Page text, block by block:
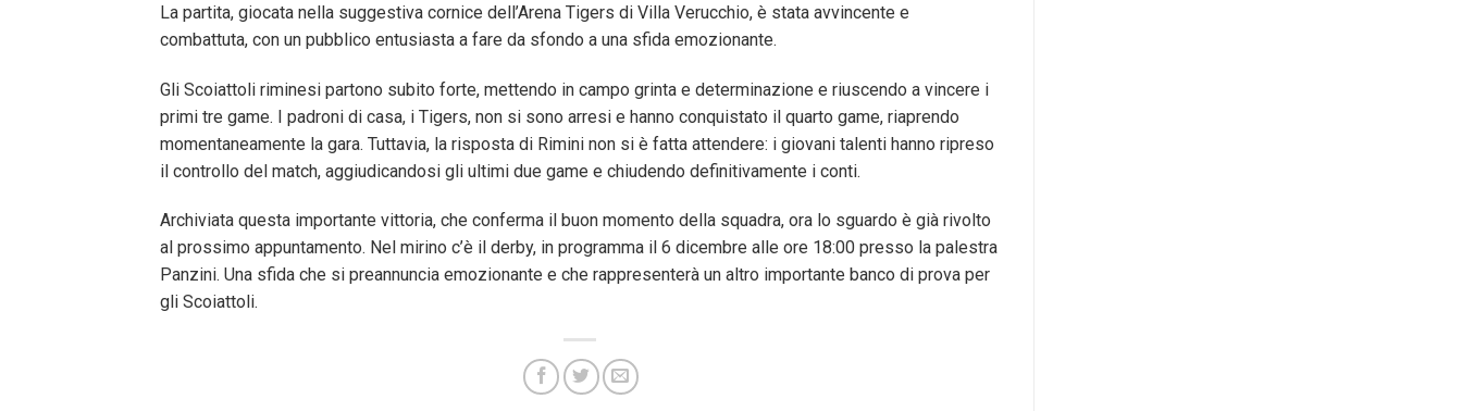
La partita, giocata nella suggestiva cornice dell’Arena Tigers di Villa Verucchio, è stata avvincente e
combattuta, con un pubblico entusiasta a fare da sfondo a una sfida emozionante.
Gli Scoiattoli riminesi partono subito forte, mettendo in campo grinta e determinazione e riuscendo a vincere i
primi tre game. I padroni di casa, i Tigers, non si sono arresi e hanno conquistato il quarto game, riaprendo
momentaneamente la gara. Tuttavia, la risposta di Rimini non si è fatta attendere: i giovani talenti hanno ripreso
il controllo del match, aggiudicandosi gli ultimi due game e chiudendo definitivamente i conti.
Archiviata questa importante vittoria, che conferma il buon momento della squadra, ora lo sguardo è già rivolto
al prossimo appuntamento. Nel mirino c’è il derby, in programma il 6 dicembre alle ore 18:00 presso la palestra
Panzini. Una sfida che si preannuncia emozionante e che rappresenterà un altro importante banco di prova per
gli Scoiattoli.